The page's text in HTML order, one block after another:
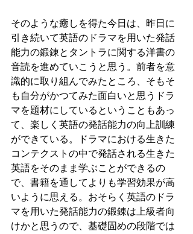
そのような癒しを得た今日は、昨日に
引き続いて英語のドラマを用いた発話
能力の鍛錬とタントラに関する洋書の
音読を進めていこうと思う。前者を意
識的に取り組んでみたところ、そもそ
も自分がかつてみた面白いと思うドラ
マを題材にしているということもあっ
て、楽しく英語の発話能力の向上訓練
ができている。ドラマにおける生きた
コンテクストの中で発話される生きた
英語をそのまま学ぶことができるの
で、書籍を通してよりも学習効果が高
いように思える。おそらく英語のドラ
マを用いた発話能力の鍛錬は上級者向
けかと思うので、基礎固めの段階では